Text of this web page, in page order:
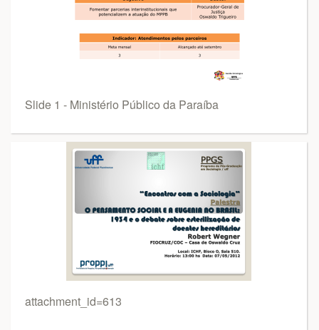
Slide 1 - Ministério Público da Paraíba
attachment_id=613